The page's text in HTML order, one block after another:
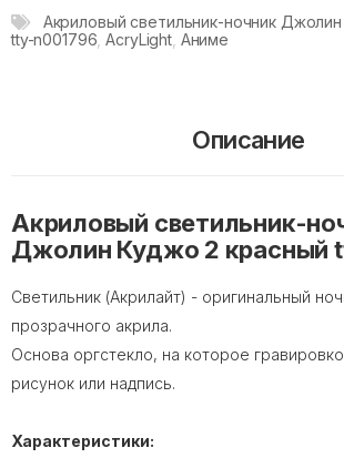
Акриловый светильник-ночник
tty-n001796 ,AcryLight, Аниме
Описание
Акриловый светильник-
Джолин Куджо 2 красный
Светильник (Акрилайт) - оригинальный
прозрачного акрила.
Основа оргстекло, на которое
рисунок или надпись.
Характеристики: